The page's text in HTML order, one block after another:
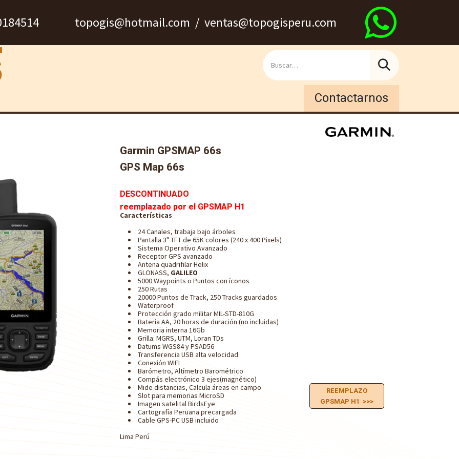
topogis@hotmail.com / ventas@topogisperu.com
Contactarnos
Garmin GPSMAP 66s
GPS Map 66s
DESCONTINUADO
reemplazado por el GPSMAP H1
Características
24 Canales, trabaja bajo árboles
Pantalla 3" TFT de 65K colores (240 x 400 Pixels)
Sistema Operativo Avanzado
Receptor GPS avanzado
Antena quadrifilar Helix
GLONASS, GALILEO
5000 Waypoints o Puntos con íconos
250 Rutas
20000 Puntos de Track, 250 Tracks guardados
Waterproof
Protección grado militar MIL-STD-810G
Batería AA, 20 horas de duración (no incluidas)
Memoria interna 16Gb
Grilla: MGRS, UTM, Loran TDs
Datums WGS84 y PSAD56
Transferencia USB alta velocidad
Conexión WIFI
Barómetro, Altímetro Barométrico
Compás electrónico 3 ejes(magnético)
Mide distancias, Calcula áreas en campo
Slot para memorias MicroSD
Imagen satelital BirdsEye
Cartografía Peruana precargada
Cable GPS-PC USB incluido
Lima Perú
REEMPLAZO
GPSMAP H1 >>>